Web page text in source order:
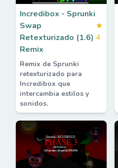
Incredibox - Sprunki
Swap
Retexturizado (1.6)
Remix
★
4
Remix de Sprunki
retexturizado para
Incredibox que
intercambia estilos y
sonidos.